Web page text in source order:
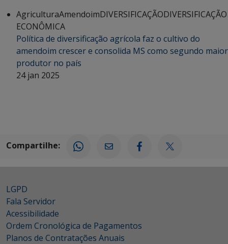
AgriculturaAmendoimDIVERSIFICAÇÃODIVERSIFICAÇÃO
ECONÔMICA
Política de diversificação agrícola faz o cultivo do
amendoim crescer e consolida MS como segundo maior
produtor no país
24 jan 2025
Compartilhe:
LGPD
Fala Servidor
Acessibilidade
Ordem Cronológica de Pagamentos
Planos de Contratações Anuais